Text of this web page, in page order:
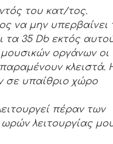
του κατ/τος.
να μην υπερβαίνει
τα 35 Db εκτός
οργάνων οι
κλειστά.
σε υπαίθριο χώρο
πέραν των
λειτουργίας